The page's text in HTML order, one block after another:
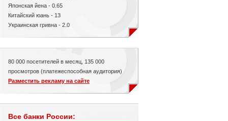
Японская йена - 0.65
Китайский юань - 13
Украинская гривна - 2.0
80 000 посетителей в месяц, 135 000
просмотров (платежеспособная аудитория)
Разместить рекламу на сайте
Все банки России: